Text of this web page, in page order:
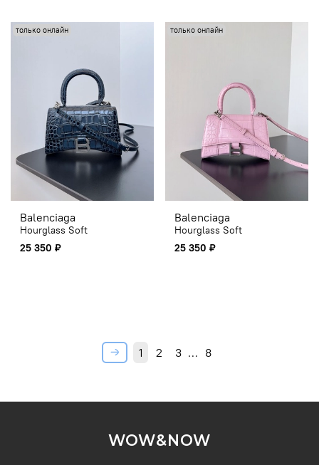
только онлайн
Balenciaga
Hourglass Soft
25 350 ₽
только онлайн
Balenciaga
Hourglass Soft
25 350 ₽
1 2 3 … 8
WOW&NOW